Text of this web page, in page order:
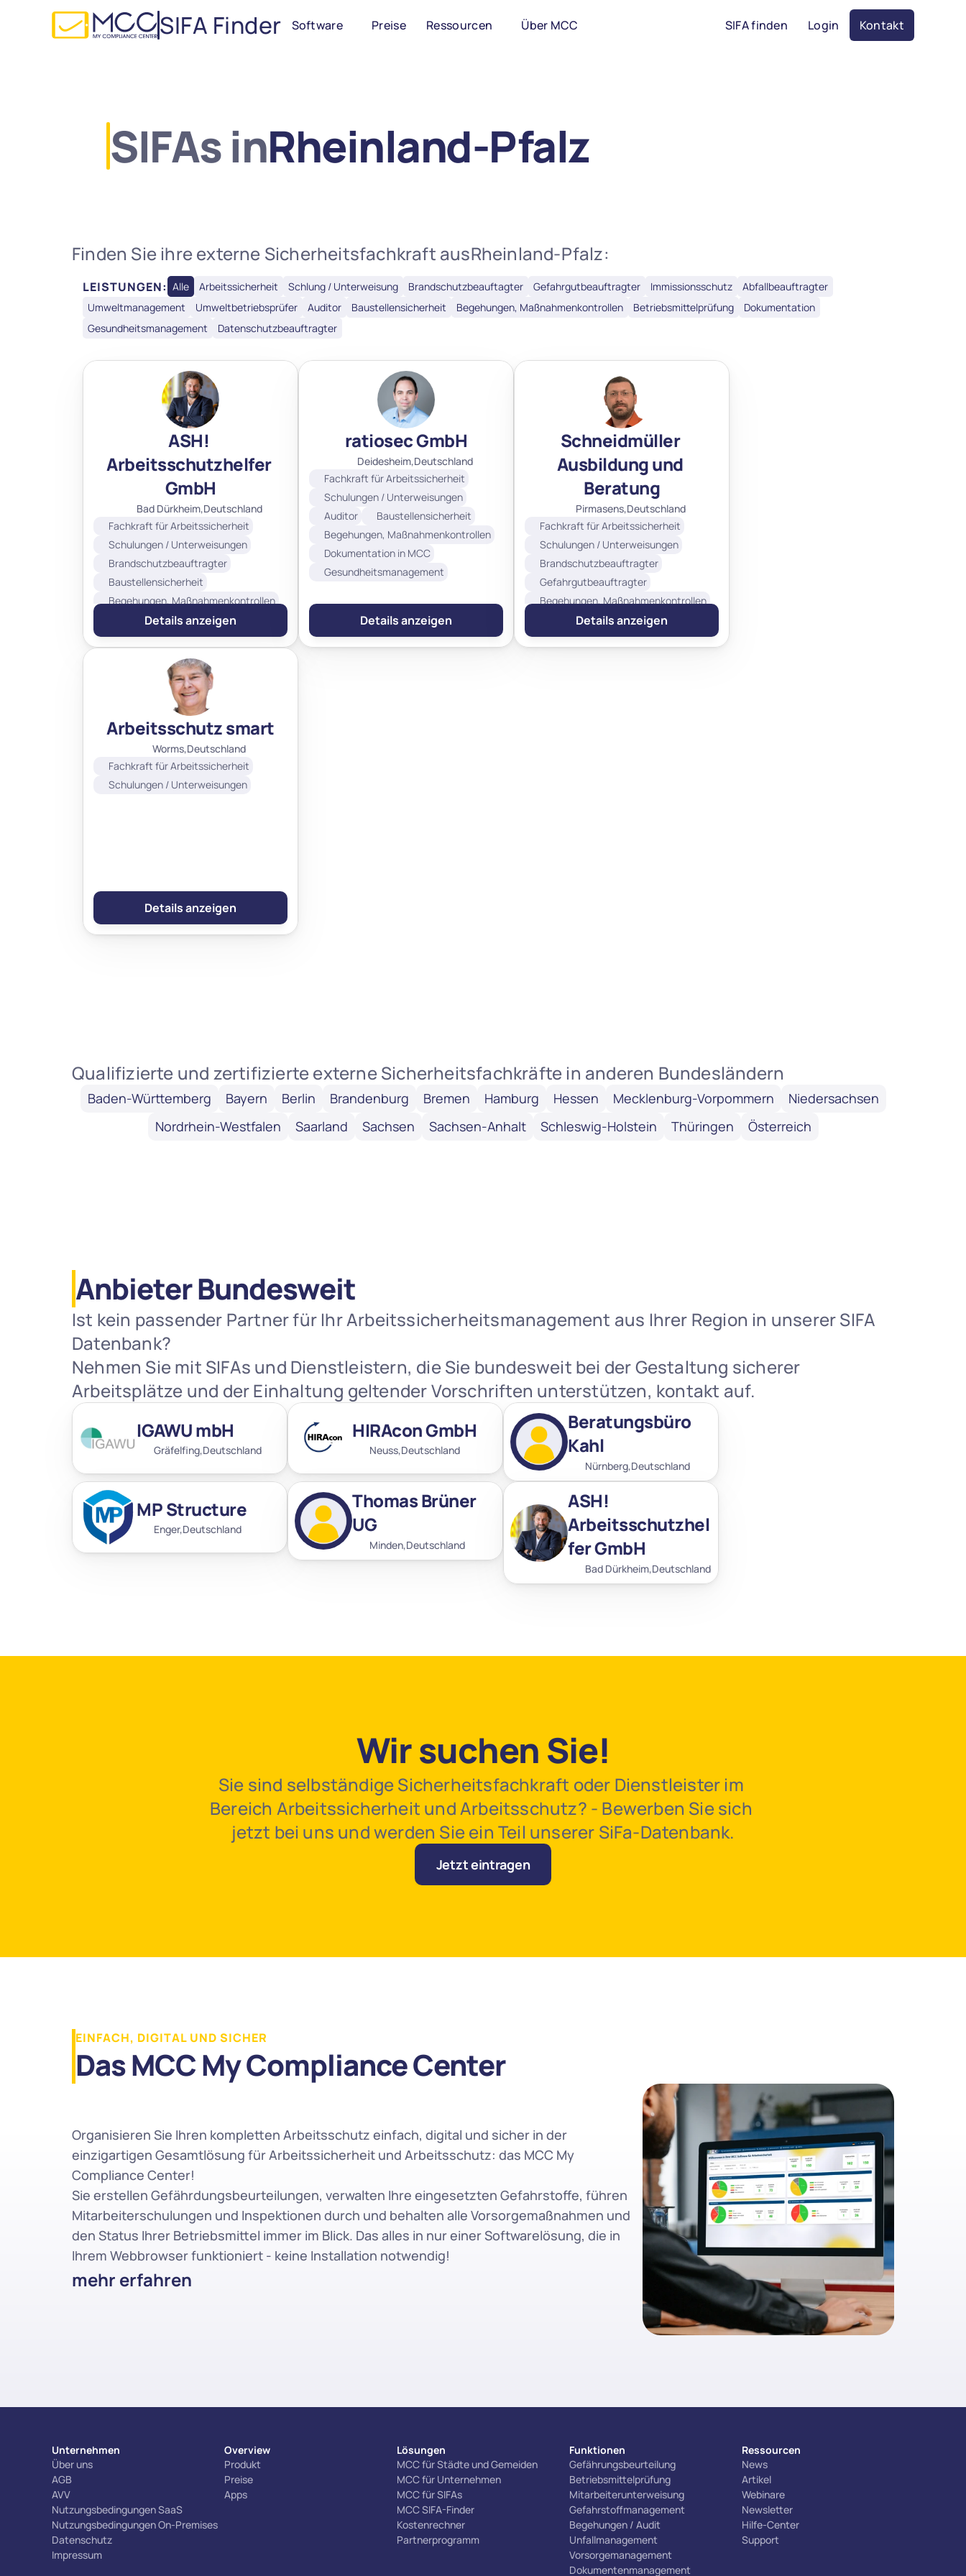
SIFA Finder Software Preise Ressourcen Über MCC SIFA finden Login Kontakt
SIFAs inRheinland-Pfalz
Finden Sie ihre externe Sicherheitsfachkraft ausRheinland-Pfalz:
LEISTUNGEN: Alle Arbeitssicherheit Schlung / Unterweisung Brandschutzbeauftagter Gefahrgutbeauftragter Immissionsschutz
Abfallbeauftragter
Umweltmanagement
Umweltbetriebsprüfer Auditor Baustellensicherheit Begehungen, Maßnahmenkontrollen Betriebsmittelprüfung
Dokumentation
Gesundheitsmanagement
Datenschutzbeauftragter
ASH!
Arbeitsschutzhelfer
GmbH
Bad Dürkheim,Deutschland
Fachkraft für Arbeitssicherheit
Schulungen / Unterweisungen
Brandschutzbeauftragter
Baustellensicherheit
Begehungen, Maßnahmenkontrollen
Betriebsmittelprüfung
Dokumentation in MCC
Gesundheitsmanagement
Datenschutzbeauftragter
Details anzeigen
ratiosec GmbH
Deidesheim,Deutschland
Fachkraft für Arbeitssicherheit
Schulungen / Unterweisungen
Auditor
Baustellensicherheit
Begehungen, Maßnahmenkontrollen
Dokumentation in MCC
Gesundheitsmanagement
Details anzeigen
Schneidmüller
Ausbildung und
Beratung
Pirmasens,Deutschland
Fachkraft für Arbeitssicherheit
Schulungen / Unterweisungen
Brandschutzbeauftragter
Gefahrgutbeauftragter
Begehungen, Maßnahmenkontrollen
Dokumentation in MCC
Details anzeigen
Arbeitsschutz smart
Worms,Deutschland
Fachkraft für Arbeitssicherheit
Schulungen / Unterweisungen
Details anzeigen
Qualifizierte und zertifizierte externe Sicherheitsfachkräfte in anderen Bundesländern
Baden-Württemberg Bayern Berlin Brandenburg Bremen Hamburg Hessen Mecklenburg-Vorpommern
Niedersachsen
Nordrhein-Westfalen
Saarland Sachsen Sachsen-Anhalt Schleswig-Holstein Thüringen Österreich
Anbieter Bundesweit
Ist kein passender Partner für Ihr Arbeitssicherheitsmanagement aus Ihrer Region in unserer SIFA
Datenbank?
Nehmen Sie mit SIFAs und Dienstleistern, die Sie bundesweit bei der Gestaltung sicherer
Arbeitsplätze und der Einhaltung geltender Vorschriften unterstützen, kontakt auf.
IGAWU mbH
Gräfelfing,Deutschland
HIRAcon GmbH
Neuss,Deutschland
Beratungsbüro
Kahl
Nürnberg,Deutschland
MP Structure
Enger,Deutschland
Thomas Brüner
UG
Minden,Deutschland
ASH!
Arbeitsschutzhel
fer GmbH
Bad Dürkheim,Deutschland
Wir suchen Sie!
Sie sind selbständige Sicherheitsfachkraft oder Dienstleister im
Bereich Arbeitssicherheit und Arbeitsschutz? - Bewerben Sie sich
jetzt bei uns und werden Sie ein Teil unserer SiFa-Datenbank.
Jetzt eintragen
EINFACH, DIGITAL UND SICHER
Das MCC My Compliance Center
Organisieren Sie Ihren kompletten Arbeitsschutz einfach, digital und sicher in der
einzigartigen Gesamtlösung für Arbeitssicherheit und Arbeitsschutz: das MCC My
Compliance Center!
Sie erstellen Gefährdungsbeurteilungen, verwalten Ihre eingesetzten Gefahrstoffe, führen
Mitarbeiterschulungen und Inspektionen durch und behalten alle Vorsorgemaßnahmen und
den Status Ihrer Betriebsmittel immer im Blick. Das alles in nur einer Softwarelösung, die in
Ihrem Webbrowser funktioniert - keine Installation notwendig!
mehr erfahren
Unternehmen
Über uns
AGB
AVV
Nutzungsbedingungen SaaS
Nutzungsbedingungen On-Premises
Datenschutz
Impressum
Overview
Produkt
Preise
Apps
Lösungen
MCC für Städte und Gemeiden
MCC für Unternehmen
MCC für SIFAs
MCC SIFA-Finder
Kostenrechner
Partnerprogramm
Funktionen
Gefährungsbeurteilung
Betriebsmittelprüfung
Mitarbeiterunterweisung
Gefahrstoffmanagement
Begehungen / Audit
Unfallmanagement
Vorsorgemanagement
Dokumentenmanagement
Ressourcen
News
Artikel
Webinare
Newsletter
Hilfe-Center
Support